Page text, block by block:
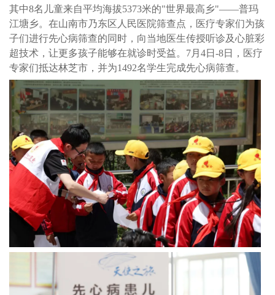
其中8名儿童来自平均海拔5373米的"世界最高乡"——普玛
江塘乡。在山南市乃东区人民医院筛查点，医疗专家们为孩
子们进行先心病筛查的同时，向当地医生传授听诊及心脏彩
超技术，让更多孩子能够在就诊时受益。7月4日-8日，医疗
专家们抵达林芝市，并为1492名学生完成先心病筛查。